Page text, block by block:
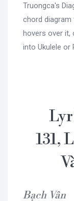
Truongca's
chord
hovers over it,
into Ukulele or
131,
Bạch Vân